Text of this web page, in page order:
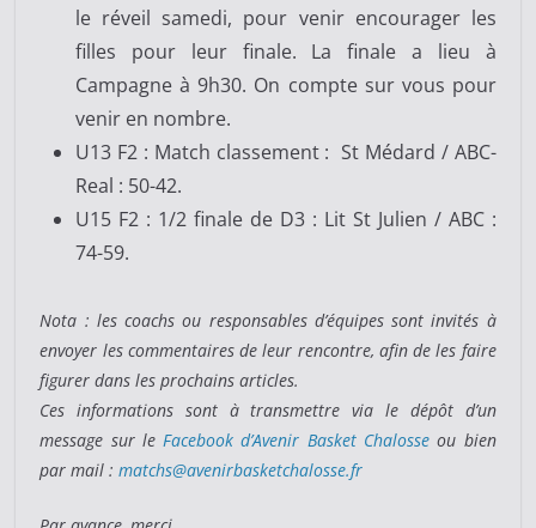
le réveil samedi, pour venir encourager les
filles pour leur finale. La finale a lieu à
Campagne à 9h30. On compte sur vous pour
venir en nombre.
U13 F2 : Match classement : St Médard / ABC-
Real : 50-42.
U15 F2 : 1/2 finale de D3 : Lit St Julien / ABC :
74-59.
Nota : les coachs ou responsables d’équipes sont invités à
envoyer les commentaires de leur rencontre, afin de les faire
figurer dans les prochains articles.
Ces informations sont à transmettre via le dépôt d’un
message sur leFacebook d’Avenir Basket Chalosse ou bien
par mail : matchs@avenirbasketchalosse.fr